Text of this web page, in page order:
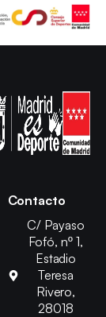
Contacto
C/ Payaso
Fofó, nº 1,
Estadio
Teresa
Rivero,
28018